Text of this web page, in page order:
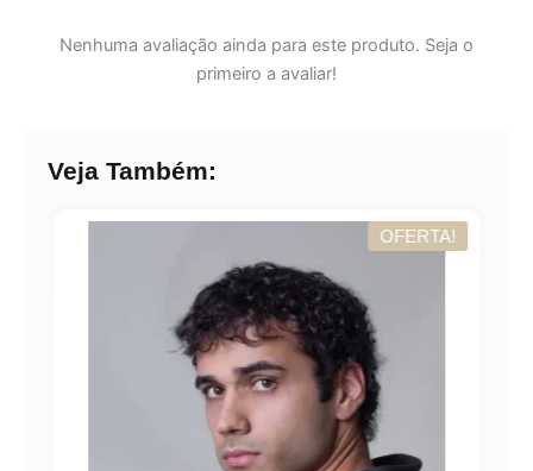
Nenhuma avaliação ainda para este produto. Seja o
primeiro a avaliar!
Veja Também:
OFERTA!